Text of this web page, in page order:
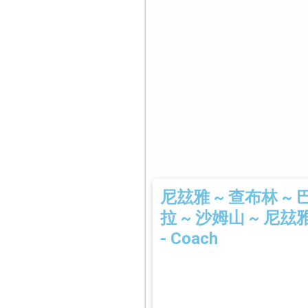
尼玆雅 ~ 查布林 ~
拉 ~ 沙姆山 ~ 尼玆
- Coach